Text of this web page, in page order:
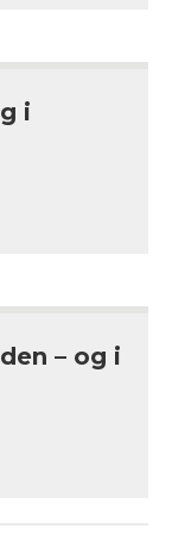
i
– og i